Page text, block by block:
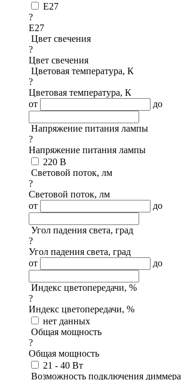
E27
?
E27
Цвет свечения
?
Цвет свечения
Цветовая температура, К
?
Цветовая температура, К
от
до
Напряжение питания лампы
?
Напряжение питания лампы
220 В
Световой поток, лм
?
Световой поток, лм
от
до
Угол падения света, град
?
Угол падения света, град
от
до
Индекс цветопередачи, %
?
Индекс цветопередачи, %
нет данных
Общая мощность
?
Общая мощность
21 - 40 Вт
Возможность подключения диммера